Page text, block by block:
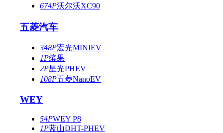
674P沃尔沃XC90
五菱汽车
348P宏光MINIEV
1P缤果
2P星光PHEV
108P五菱NanoEV
WEY
54PWEY P8
1P蓝山DHT-PHEV